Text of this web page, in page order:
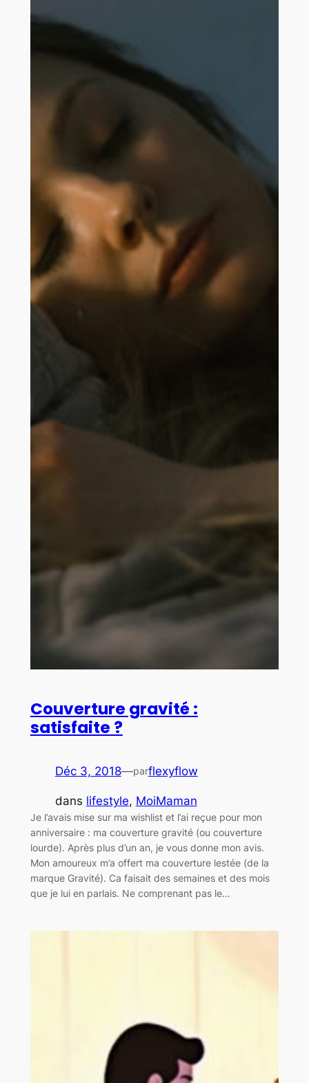
Couverture gravité :
satisfaite ?
Déc 3, 2018—parflexyflow
dans lifestyle, MoiMaman
Je l’avais mise sur ma wishlist et l’ai reçue pour mon
anniversaire : ma couverture gravité (ou couverture
lourde). Après plus d’un an, je vous donne mon avis.
Mon amoureux m’a offert ma couverture lestée (de la
marque Gravité). Ca faisait des semaines et des mois
que je lui en parlais. Ne comprenant pas le…